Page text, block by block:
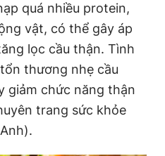
Bạn cần biết
Liên hệ quảng cáo
quá nhiều protein,
vật, có thể gây áp
lọc cầu thận. Tình
thương nhẹ cầu
giảm chức năng thận
trang sức khỏe